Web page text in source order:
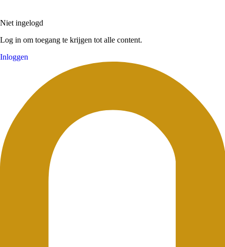
Niet ingelogd
Log in om toegang te krijgen tot alle content.
Inloggen